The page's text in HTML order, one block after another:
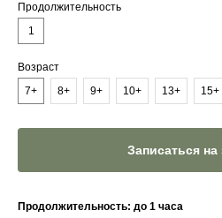
Продолжительность
1
Возраст
7+
8+ 9+ 10+ 13+ 15+
Записаться на
Продолжительность: до 1 часа